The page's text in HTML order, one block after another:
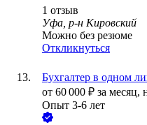
1 отзыв
Уфа, р-н Кировский
Можно без резюме
Откликнуться
Бухгалтер в одном
от 60 000 ₽ за месяц,
Опыт 3-6 лет